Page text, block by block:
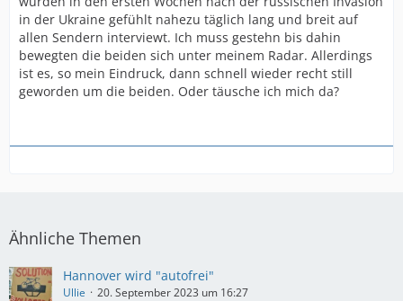
in der Ukraine gefühlt nahezu täglich lang und breit auf
allen Sendern interviewt. Ich muss gestehn bis dahin
bewegten die beiden sich unter meinem Radar. Allerdings
ist es, so mein Eindruck, dann schnell wieder recht still
geworden um die beiden. Oder täusche ich mich da?
Ähnliche Themen
Hannover wird "autofrei"
Ullie
20. September 2023 um 16:27